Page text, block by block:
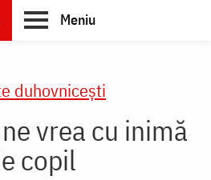
Meniu
duhovnicești
vrea cu inimă
copil